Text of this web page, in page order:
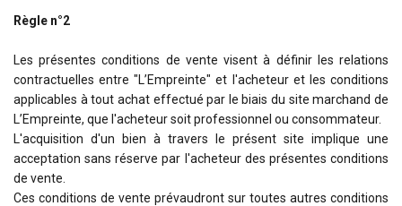
Règle n°2
Les présentes conditions de vente visent à définir les relations
contractuelles entre "L’Empreinte" et l'acheteur et les conditions
applicables à tout achat effectué par le biais du site marchand de
L’Empreinte, que l'acheteur soit professionnel ou consommateur.
L'acquisition d'un bien à travers le présent site implique une
acceptation sans réserve par l'acheteur des présentes conditions
de vente.
Ces conditions de vente prévaudront sur toutes autres conditions